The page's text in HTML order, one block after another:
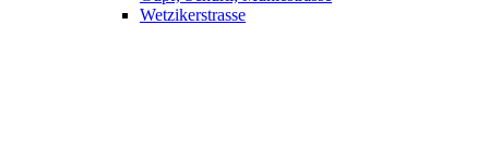
Wetzikerstrasse